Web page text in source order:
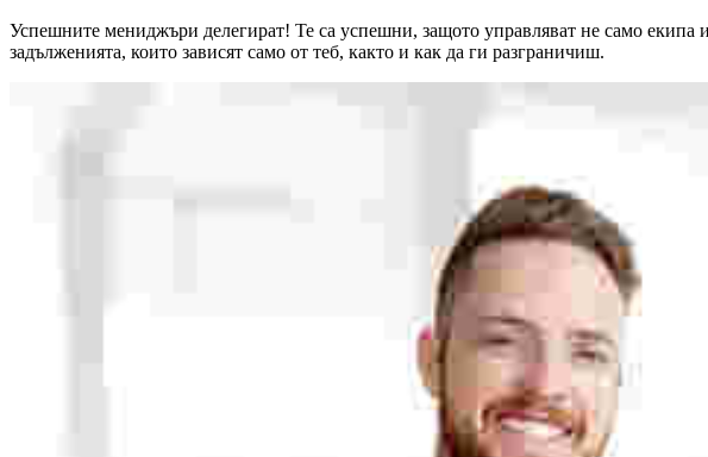
Успешните мениджъри делегират! Те са успешни, защото управляват не само
задълженията, които зависят само от теб, както и как да ги разграничиш.